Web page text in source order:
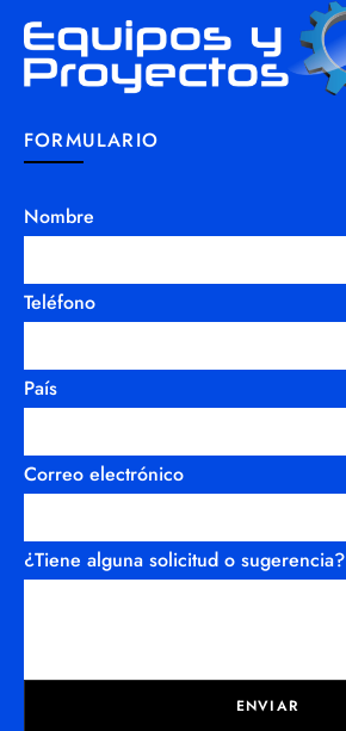
FORMULARIO
Nombre
Teléfono
País
Correo electrónico
¿Tiene alguna solicitud o sugerencia?
ENVIAR